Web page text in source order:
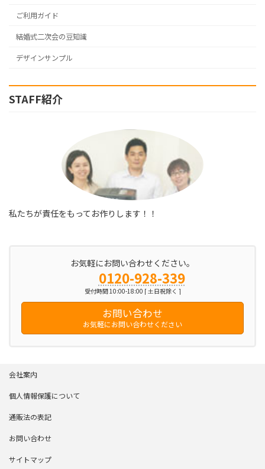
ご利用ガイド
結婚式二次会の豆知識
デザインサンプル
STAFF紹介
私たちが責任をもってお作りします！！
お気軽にお問い合わせください。
0120-928-339
受付時間 10:00-18:00 [ 土日祝除く ]
お問い合わせ
お気軽にお問い合わせください
会社案内
個人情報保護について
通販法の表記
お問い合わせ
サイトマップ